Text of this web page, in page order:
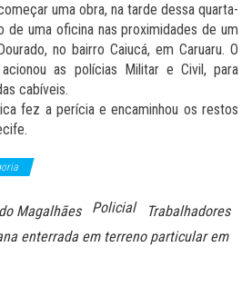
uma obra, na tarde dessa quarta-
de uma oficina nas proximidades de um
no bairro Caiucá, em Caruaru. O
as polícias Militar e Civil, para
cabíveis.
fez a perícia e encaminhou os restos
Magalhães Policial
Trabalhadores
enterrada em terreno particular em